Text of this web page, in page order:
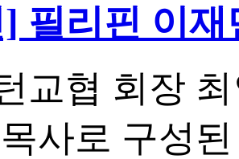
필리핀 이
교협 회장
사로 구성